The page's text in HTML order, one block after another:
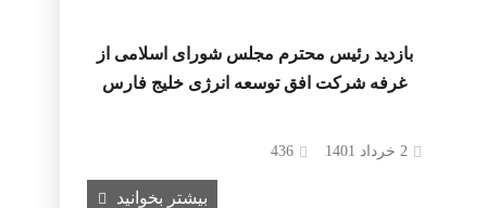
بازدید رئیس محترم مجلس شورای اسلامی از
غرفه شرکت افق توسعه انرژی خلیج فارس
2 خرداد 1401 436
بیشتر بخوانید